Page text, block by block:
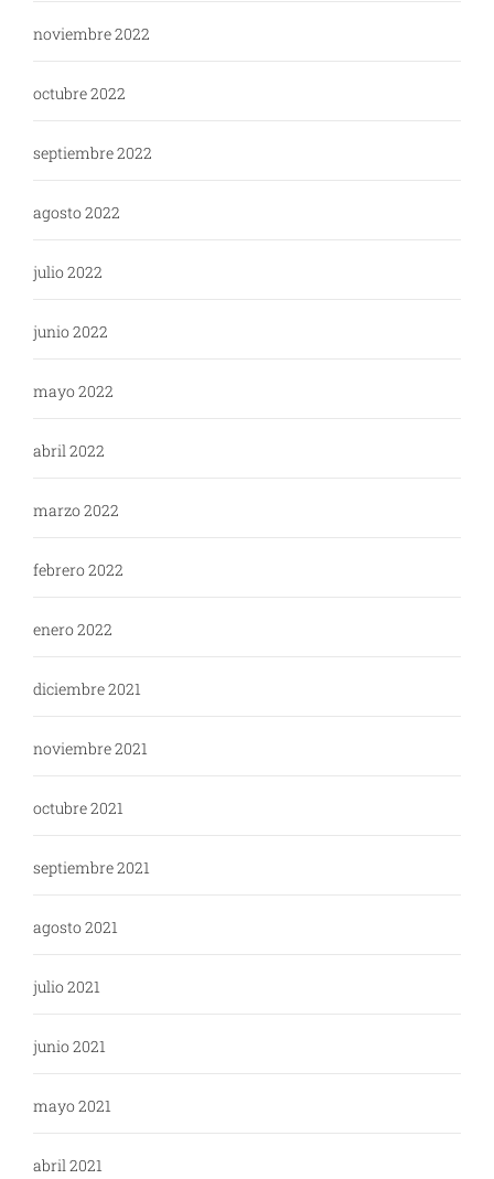
noviembre 2022
octubre 2022
septiembre 2022
agosto 2022
julio 2022
junio 2022
mayo 2022
abril 2022
marzo 2022
febrero 2022
enero 2022
diciembre 2021
noviembre 2021
octubre 2021
septiembre 2021
agosto 2021
julio 2021
junio 2021
mayo 2021
abril 2021